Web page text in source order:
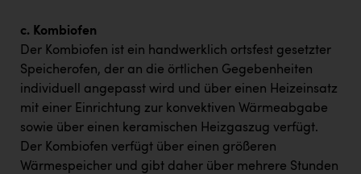
c. Kombiofen
Der Kombiofen ist ein handwerklich ortsfest gesetzter
Speicherofen, der an die örtlichen Gegebenheiten
individuell angepasst wird und über einen Heizeinsatz
mit einer Einrichtung zur konvektiven Wärmeabgabe
sowie über einen keramischen Heizgaszug verfügt.
Der Kombiofen verfügt über einen größeren
Wärmespeicher und gibt daher über mehrere Stunden